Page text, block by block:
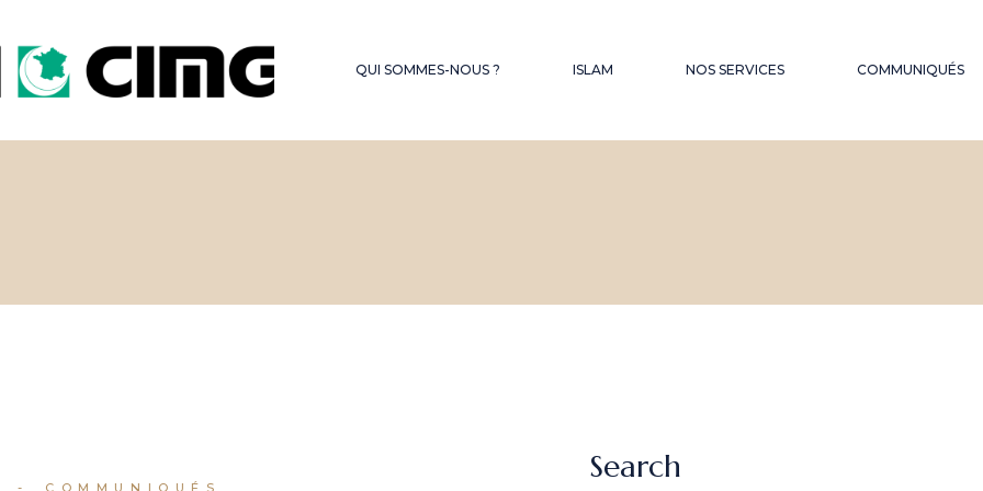
QUI SOMMES-NOUS ? ISLAM NOS SERVICES COMMUNIQUÉS
LES SERMONS DU
VENDREDI
Search